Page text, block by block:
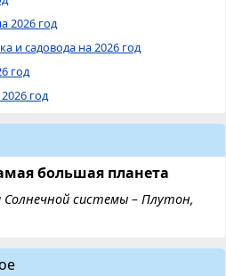
2026 год
и садовода на 2026 год
год
год
большая планета
системы – Плутон,